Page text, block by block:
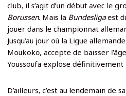
club, il s’agit d’un début avec le
Borussen. Mais la Bundesligaest
jouer dans le championnat
Jusqu’au jour où la Ligue
Moukoko, accepte de baisser
Youssoufa explose définitivement
D’ailleurs, c’est au lendemain de